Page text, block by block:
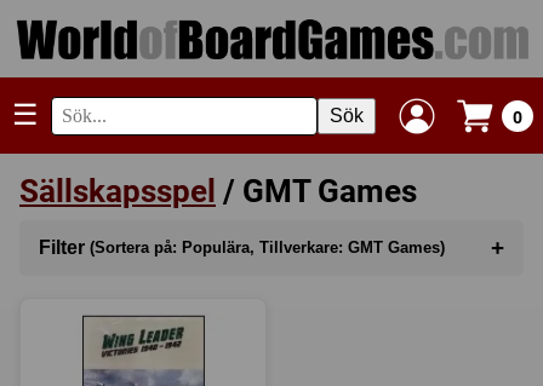
☰ Sök 0
Sällskapsspel / GMT Games
Filter (Sortera på: Populära, Tillverkare: GMT Games) +
Kategori